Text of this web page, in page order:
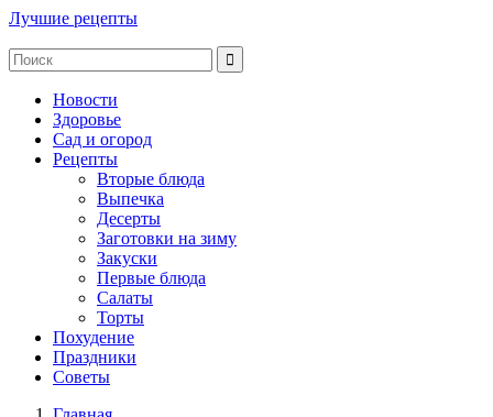
Лучшие рецепты
Новости
Здоровье
Сад и огород
Рецепты
Вторые блюда
Выпечка
Десерты
Заготовки на зиму
Закуски
Первые блюда
Салаты
Торты
Похудение
Праздники
Советы